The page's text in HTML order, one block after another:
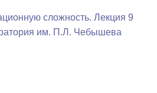
сложность. Лекция 9
им. П.Л. Чебышева